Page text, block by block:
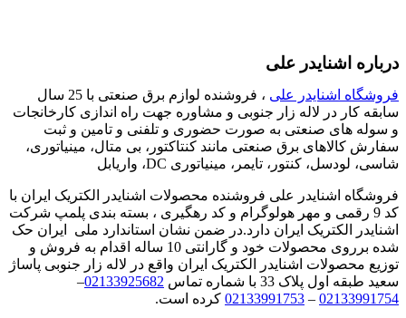
درباره اشنایدر علی
فروشگاه اشنایدر علی
، فروشنده لوازم برق صنعتی با 25 سال
سابقه کار در لاله زار جنوبی و مشاوره جهت راه اندازی کارخانجات
و سوله های صنعتی به صورت حضوری و تلفنی و تامین و ثبت
سفارش کالاهای برق صنعتی مانند کنتاکتور، بی متال، مینیاتوری،
شاسی، لودسل، کنتور، تایمر، مینیاتوری DC، واریابل
فروشگاه اشنایدر علی فروشنده محصولات اشنایدر الکتریک ایران با
کد 9 رقمی و مهر هولوگرام و کد رهگیری ، بسته بندی پلمپ شرکت
اشنایدر الکتریک ایران دارد.در ضمن نشان استاندارد ملی ایران حک
شده برروی محصولات خود و گارانتی 10 ساله اقدام به فروش و
توزیع محصولات اشنایدر الکتریک ایران واقع در لاله زار جنوبی پاساژ
سعید طبقه اول پلاک 33 با شماره تماس
02133925682
–
02133991754
–
02133991753 کرده است.